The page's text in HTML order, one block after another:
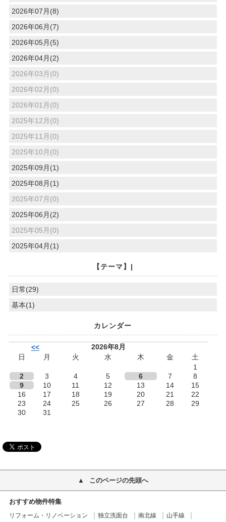
2026年07月(8)
2026年06月(7)
2026年05月(5)
2026年04月(2)
2026年03月(0)
2026年02月(0)
2026年01月(0)
2025年12月(0)
2025年11月(0)
2025年10月(0)
2025年09月(1)
2025年08月(1)
2025年07月(0)
2025年06月(2)
2025年05月(0)
2025年04月(1)
【テーマ】|
日常(29)
基本(1)
カレンダー
<<
2026年8月
日
月 火 水 木 金
土
1
2
3 4 5 6 7
8
9
10 11 12 13 14
15
16
17 18 19 20 21
22
23
24 25 26 27 28
29
30
31
このページの先頭へ
おすすめ物件特集
リフォーム・リノベーション 独立洗面台 南北線
山手線